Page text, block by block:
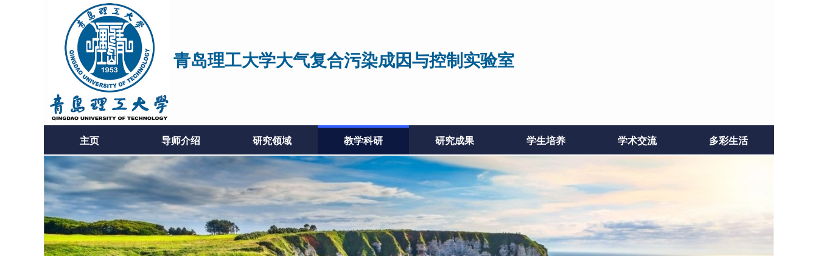
主页 导师介绍 研究领域 教学科研 研究成果 学生培养 学术交流 多彩生活
青岛理工大学大气复合污染成因与控制实验室